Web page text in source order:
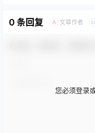
0 条回复 A 文章作者
您必须登录